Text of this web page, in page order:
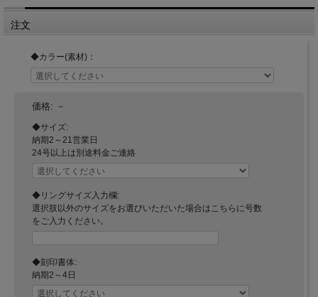
注文
◆カラー(素材)：
価格: －
◆サイズ:
納期2～21営業日
24号以上は別途料金ご連絡
◆リングサイズ入力欄:
選択肢以外のサイズをお選びいただいた場合はこちらに号数
をご入力ください。
◆刻印書体:
納期2～4日